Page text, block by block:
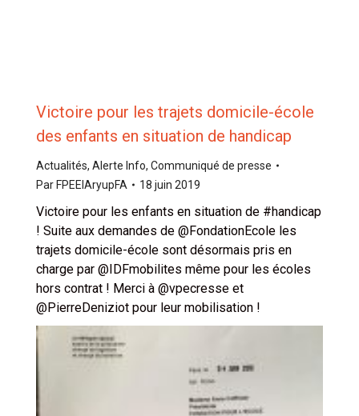
Victoire pour les trajets domicile-école
des enfants en situation de handicap
Actualités, Alerte Info, Communiqué de presse
Par FPEEIAryupFA 18 juin 2019
Victoire pour les enfants en situation de #handicap
! Suite aux demandes de @FondationEcole les
trajets domicile-école sont désormais pris en
charge par @IDFmobilites même pour les écoles
hors contrat ! Merci à @vpecresse et
@PierreDeniziot pour leur mobilisation !